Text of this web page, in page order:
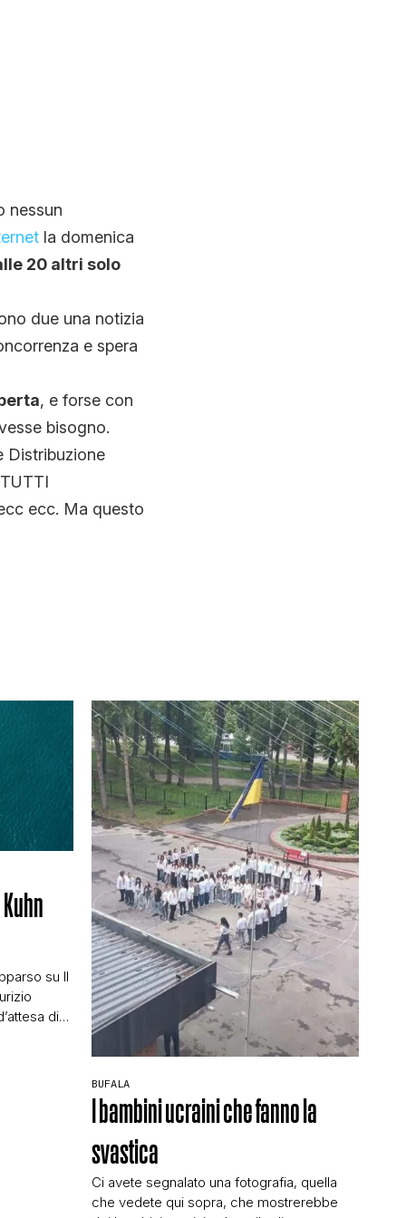
nessun
la domenica
20 altri solo
due una notizia
e spera
, e forse con
bisogno.
Distribuzione
ecc. Ma questo
su Il
di
BUFALA
I bambini ucraini che fanno la
svastica
Ci avete segnalato una fotografia, quella
che vedete qui sopra, che mostrerebbe